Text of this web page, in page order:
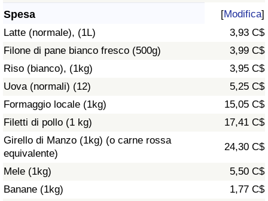
Spesa [Modifica]
Latte (normale), (1L)
3,93 C$
Filone di pane bianco fresco (500g)
3,99 C$
Riso (bianco), (1kg)
3,95 C$
Uova (normali) (12)
5,25 C$
Formaggio locale (1kg)
15,05 C$
Filetti di pollo (1 kg)
17,41 C$
Girello di Manzo (1kg) (o carne rossa
equivalente)
24,30 C$
Mele (1kg)
5,50 C$
Banane (1kg)
1,77 C$
Indice di criminalità per paese
Indice dell’Assistenza Sanitaria (Corrente)
Indice dell’Assistenza Sanitaria
Indice dell’Assistenza Sanitaria per
Nazione
Inquinamento